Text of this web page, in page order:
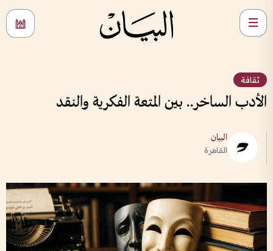
ثقافة
الأدب الساخر.. بين المتعة الفكرية والنقد
البيان
القاهرة